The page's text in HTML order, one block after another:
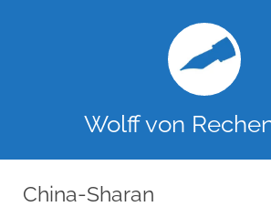
Wolff von
China-Sharan